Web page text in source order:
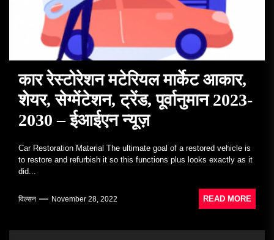
कार रेस्टोरेशन मटेरियल मार्केट आकार,
शेयर, सेग्मेंटेशन, ट्रेंड, पूर्वानुमान 2023-
2030 – ईआईएन न्यूज़
Car Restoration Material The ultimate goal of a restored vehicle is
to restore and refurbish it so this functions plus looks exactly as it
did...
विल्सन November 28, 2022 READ MORE